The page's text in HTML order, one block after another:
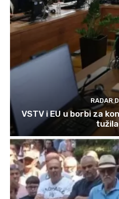
RADAR
VSTV i EU u borbi za